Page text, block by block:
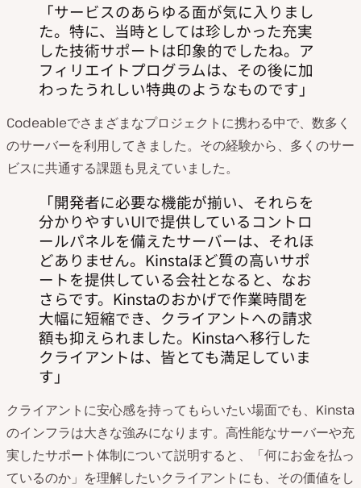
サービスのあらゆる面が気に入りまし
た。特に、当時としては珍しかった充実
した技術サポートは印象的でしたね。ア
フィリエイトプログラムは、その後に加
わったうれしい特典のようなものです
Codeableでさまざまなプロジェクトに携わる中で、数多く
のサーバーを利用してきました。その経験から、多くのサー
ビスに共通する課題も見えていました。
開発者に必要な機能が揃い、それらを
分かりやすいUIで提供しているコントロ
ールパネルを備えたサーバーは、それほ
どありません。Kinstaほど質の高いサポ
ートを提供している会社となると、なお
さらです。Kinstaのおかげで作業時間を
大幅に短縮でき、クライアントへの請求
額も抑えられました。Kinstaへ移行した
クライアントは、皆とても満足していま
す
クライアントに安心感を持ってもらいたい場面でも、Kinsta
のインフラは大きな強みになります。高性能なサーバーや充
実したサポート体制について説明すると、「何にお金を払っ
ているのか」を理解したいクライアントにも、その価値をし